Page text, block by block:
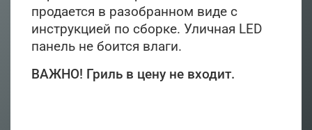
продается в разобранном виде с
инструкцией по сборке. Уличная LED
панель не боится влаги.
ВАЖНО! Гриль в цену не входит.